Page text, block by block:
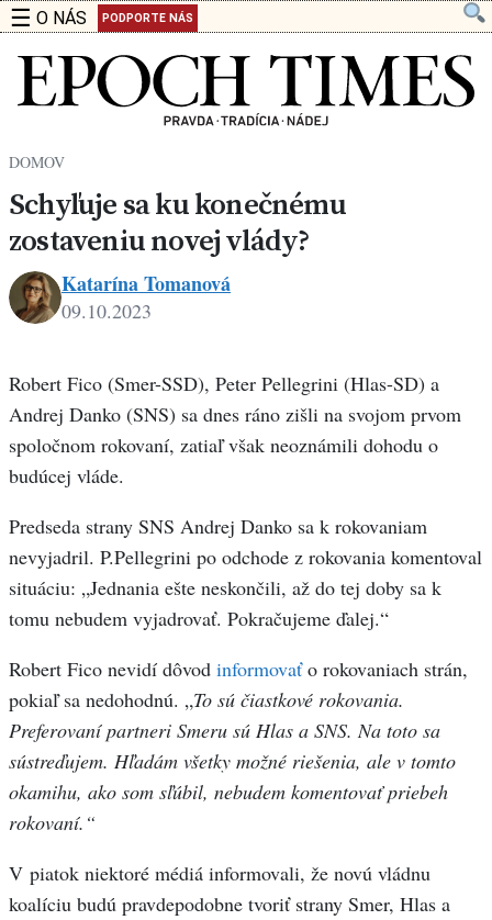
☰ O NÁS PODPORTE NÁS
DOMOV
Schyľuje sa ku konečnému
zostaveniu novej vlády?
Tomanová
Katarína Tomanová
09.10.2023
Robert Fico (Smer-SSD), Peter Pellegrini (Hlas-SD) a
Andrej Danko (SNS) sa dnes ráno zišli na svojom prvom
spoločnom rokovaní, zatiaľ však neoznámili dohodu o
budúcej vláde.
Predseda strany SNS Andrej Danko sa k rokovaniam
nevyjadril. P.Pellegrini po odchode z rokovania komentoval
situáciu: „Jednania ešte neskončili, až do tej doby sa k
tomu nebudem vyjadrovať. Pokračujeme ďalej.“
Robert Fico nevidí dôvod informovaťo rokovaniach strán,
pokiaľ sa nedohodnú. „To sú čiastkové rokovania.
Preferovaní partneri Smeru sú Hlas a SNS. Na toto sa
sústreďujem. Hľadám všetky možné riešenia, ale v tomto
okamihu, ako som sľúbil, nebudem komentovať priebeh
rokovaní.“
V piatok niektoré médiá informovali, že novú vládnu
koalíciu budú pravdepodobne tvoriť strany Smer, Hlas a